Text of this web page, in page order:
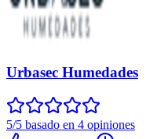
Urbasec Humedades
5/5 basado en 4 opiniones